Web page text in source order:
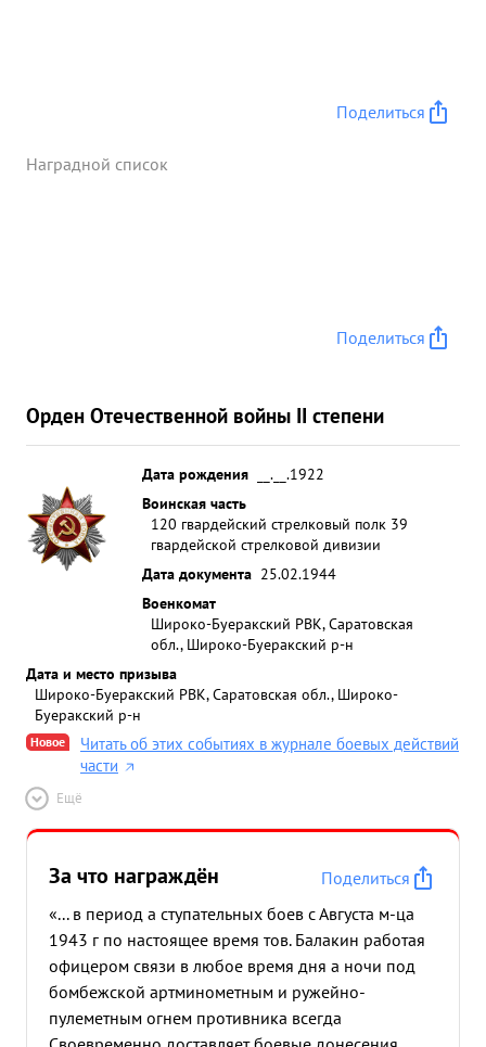
Поделиться
Наградной список
Поделиться
Орден Отечественной войны II степени
Дата рождения
__.__.1922
Воинская часть
120 гвардейский стрелковый полк 39
гвардейской стрелковой дивизии
Дата документа 25.02.1944
Военкомат
Широко-Буеракский РВК, Саратовская
обл., Широко-Буеракский р-н
Дата и место призыва
Широко-Буеракский РВК, Саратовская обл., Широко-
Буеракский р-н
Новое
Читать об этих событиях в журнале боевых действий
части
Ещё
За что награждён
Поделиться
«... в период а ступательных боев с Августа м-ца
1943 г по настоящее время тов. Балакин работая
офицером связи в любое время дня а ночи под
бомбежской артминометным и ружейно-
пулеметным огнем противника всегда